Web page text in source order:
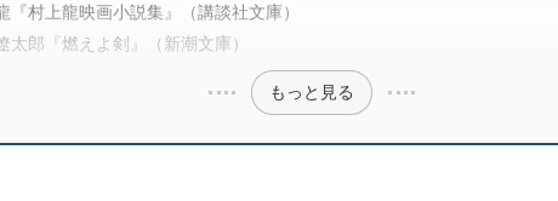
『村上龍映画小説集』（講談社文庫）
太郎『燃えよ剣』（新潮文庫）
もっと見る